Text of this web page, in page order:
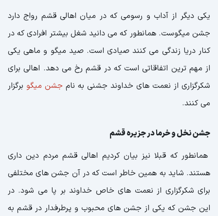
یکی دیگر از آداب و رسومی که در میان اهالی قشم رواج دارد
جشن میگوست. همانطور که می دانید شغل بیشتر افرادی که در
کنار دریا زندگی می کنند صیادی است. صید میگو و ماهی یکی
از مهم ترین اتفاقاتی است که در قشم رخ می دهد. اهالی برای
شکرگزاری از نعمت های خداوند جشنی به نام جشن میگو برگزار
می کنند.
جشن نخل و خرما در جزیره قشم
همانطور که قبلا نیز بیان کردیم اهالی قشم مردم دین داری
هستند. شاید به همین خاطر است که در آن جشن های مختلفی
برای شکرگزاری از نعمت های خاص خداوند بر پا می شود. در
این جشن که یکی از جشن های محبوب و پرطرفدار در قشم به